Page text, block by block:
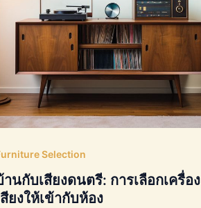
Selection
านกับเสียงดนตรี: การเลือกเครื่อง
สียงให้เข้ากับห้อง